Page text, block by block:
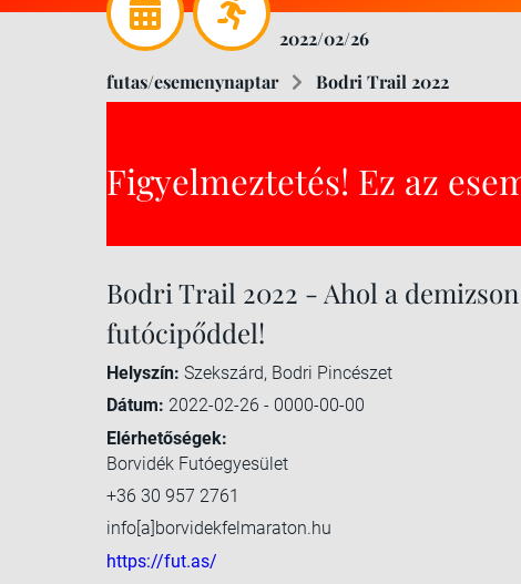
2022/02/26
futas/esemenynaptar
Bodri Trail 2022
Figyelmeztetés! Ez az
Bodri Trail 2022 - Ahol a
futócipőddel!
Helyszín: Szekszárd, Bodri Pincészet
Dátum: 2022-02-26 - 0000-00-00
Elérhetőségek:
Borvidék Futóegyesület
+36 30 957 2761
info[a]borvidekfelmaraton.hu
https://fut.as/